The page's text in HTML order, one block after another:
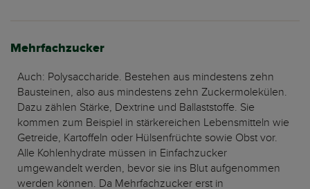
Mehrfachzucker
Auch: Polysaccharide. Bestehen aus mindestens zehn
Bausteinen, also aus mindestens zehn Zuckermolekülen.
Dazu zählen Stärke, Dextrine und Ballaststoffe. Sie
kommen zum Beispiel in stärkereichen Lebensmitteln wie
Getreide, Kartoffeln oder Hülsenfrüchte sowie Obst vor.
Alle Kohlenhydrate müssen in Einfachzucker
umgewandelt werden, bevor sie ins Blut aufgenommen
werden können. Da Mehrfachzucker erst in